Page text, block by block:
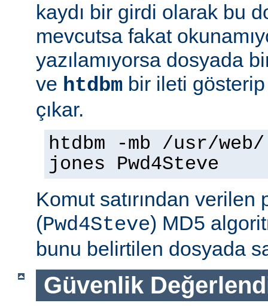
kaydı bir girdi olarak bu
mevcutsa fakat
yazılamıyorsa dosyada
ve htdbm bir ileti
çıkar.
htdbm -mb /usr/
jones Pwd4Steve
Komut satırından verilen
(Pwd4Steve) MD5
bunu belirtilen dosyada
Güvenlik